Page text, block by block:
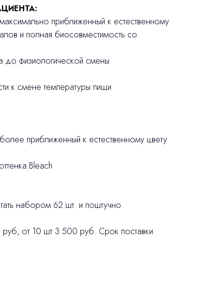
приближенный к естественному
и полная биосовместимость со
до физиологической смены
к смене температуры пищи
приближенный к естественному цвету
Bleach
набором 62 шт. и поштучно.
от 10 шт 3 500 руб. Срок поставки